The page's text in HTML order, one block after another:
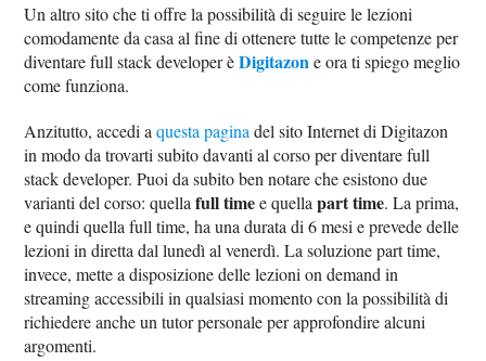
Un altro sito che ti offre la possibilità di seguire le lezioni
comodamente da casa al fine di ottenere tutte le competenze per
diventare full stack developer èDigitazone ora ti spiego meglio
come funziona.
Anzitutto, accedi aquesta pagina del sito Internet di Digitazon
in modo da trovarti subito davanti al corso per diventare full
stack developer. Puoi da subito ben notare che esistono due
varianti del corso: quellafull timee quellapart time. La prima,
e quindi quella full time, ha una durata di 6 mesi e prevede delle
lezioni in diretta dal lunedì al venerdì. La soluzione part time,
invece, mette a disposizione delle lezioni on demand in
streaming accessibili in qualsiasi momento con la possibilità di
richiedere anche un tutor personale per approfondire alcuni
argomenti.